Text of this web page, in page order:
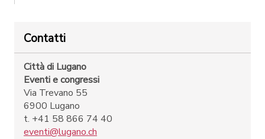
Contatti
Città di Lugano
Eventi e congressi
Via Trevano 55
6900 Lugano
t. +41 58 866 74 40
eventi@lugano.ch